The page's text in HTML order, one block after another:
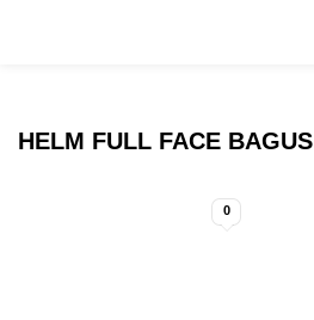
HELM FULL FACE BAGUS
0